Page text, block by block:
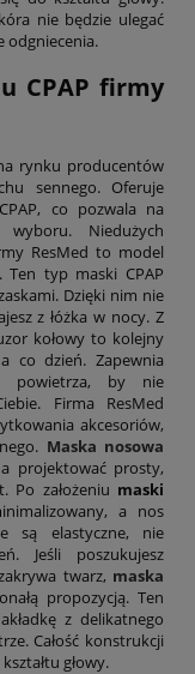
nie będzie ulegać
odgniecenia.
CPAP firmy
rynku producentów
sennego. Oferuje
co pozwala na
Niedużych
ResMed to model
Ten typ maski CPAP
Dzięki nim nie
z łóżka w nocy. Z
kołowy to kolejny
co dzień. Zapewnia
powietrza, by nie
Firma ResMed
akcesoriów,
Maska nosowa
projektować prosty,
Po założeniu maski
a nos
są elastyczne, nie
Jeśli poszukujesz
twarz, maska
propozycją. Ten
z delikatnego
Całość konstrukcji
głowy.